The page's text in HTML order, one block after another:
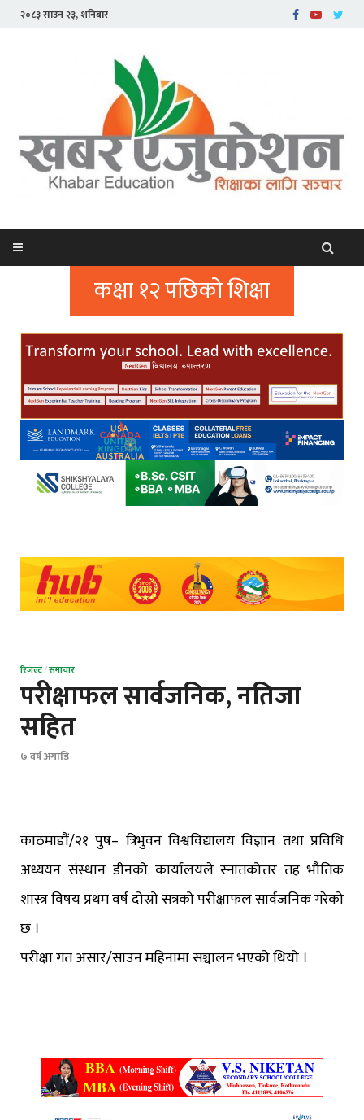
२०८३ साउन २३, शनिबार
कक्षा १२ पछिको शिक्षा
रिजल्ट/समाचार
परीक्षाफल सार्वजनिक, नतिजा
सहित
७ वर्ष अगाडि
काठमाडौं/२१ पुुष– त्रिभुवन विश्वविद्यालय विज्ञान तथा प्रविधि
अध्ययन संस्थान डीनको कार्यालयले स्नातकोत्तर तह भौतिक
शास्त्र विषय प्रथम वर्ष दोस्रो सत्रको परीक्षाफल सार्वजनिक गरेको
छ ।
परीक्षा गत असार/साउन महिनामा सञ्चालन भएको थियो ।